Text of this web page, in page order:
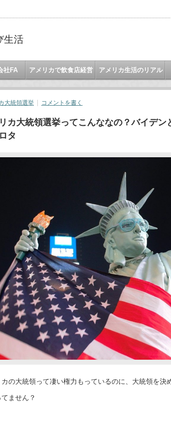
生活
社FA アメリカで飲食店経営 アメリカ生活のリアル
大統領選挙 コメントを書く
カ大統領選挙ってこんななの？バイデ
タ
カの大統領って凄い権力もっているのに、大統領を決
ません？